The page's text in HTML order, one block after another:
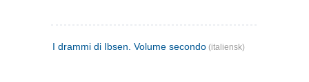
I drammi di Ibsen. Volume secondo (italiensk)